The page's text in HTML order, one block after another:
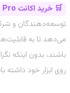
🛒 خرید اکانت Claude Pro
توسعه‌دهندگان و
می‌دهد تا به
باشند، بدون اینکه
روی ابزار خود داشته